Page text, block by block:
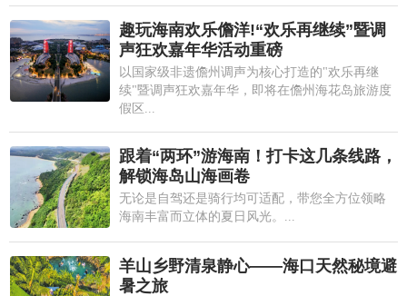
趣玩海南欢乐儋洋!“欢乐再继续”暨调
声狂欢嘉年华活动重磅
以国家级非遗儋州调声为核心打造的"欢乐再继
续"暨调声狂欢嘉年华，即将在儋州海花岛旅游度
假区...
跟着“两环”游海南！打卡这几条线路，
解锁海岛山海画卷
无论是自驾还是骑行均可适配，带您全方位领略
海南丰富而立体的夏日风光。...
羊山乡野清泉静心——海口天然秘境避
暑之旅